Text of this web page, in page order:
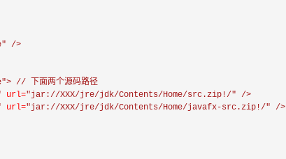
/>
// 下面两个源码路径
url="jar://XXX/jre/jdk/Contents/Home/src.zip!/" />
url="jar://XXX/jre/jdk/Contents/Home/javafx-src.zip!/" />